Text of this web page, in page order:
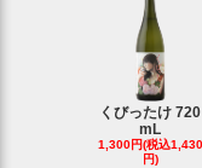
くびったけ 720
mL
1,300円(税込1,430
円)